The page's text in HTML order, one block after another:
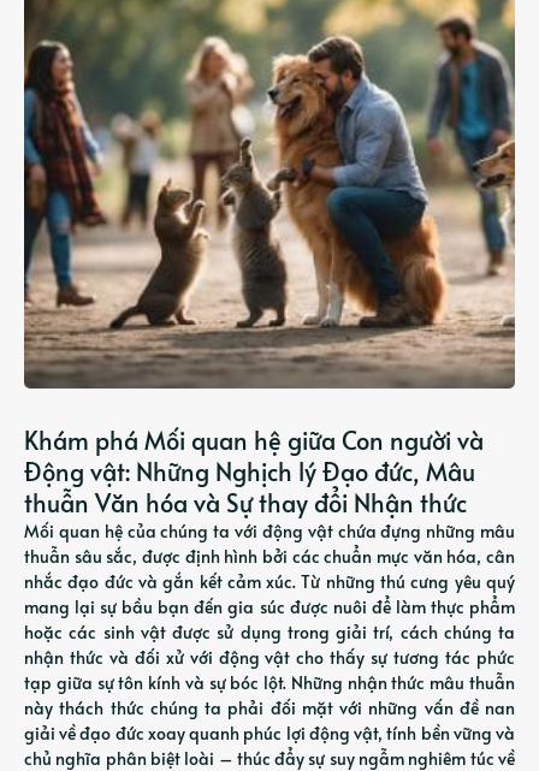
Khám phá Mối quan hệ giữa Con người và
Động vật: Những Nghịch lý Đạo đức, Mâu
thuẫn Văn hóa và Sự thay đổi Nhận thức
Mối quan hệ của chúng ta với động vật chứa đựng những mâu
thuẫn sâu sắc, được định hình bởi các chuẩn mực văn hóa, cân
nhắc đạo đức và gắn kết cảm xúc. Từ những thú cưng yêu quý
mang lại sự bầu bạn đến gia súc được nuôi để làm thực phẩm
hoặc các sinh vật được sử dụng trong giải trí, cách chúng ta
nhận thức và đối xử với động vật cho thấy sự tương tác phức
tạp giữa sự tôn kính và sự bóc lột. Những nhận thức mâu thuẫn
này thách thức chúng ta phải đối mặt với những vấn đề nan
giải về đạo đức xoay quanh phúc lợi động vật, tính bền vững và
chủ nghĩa phân biệt loài – thúc đẩy sự suy ngẫm nghiêm túc về